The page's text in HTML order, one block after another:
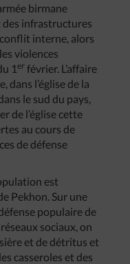
birmane
des infrastructures
interne, alors
violences
1er février. L’affaire
dans l’église de la
le sud du pays,
de l’église cette
au cours de
de défense
est
Pekhon. Sur une
populaire de
sociaux, on
et de détritus et
casseroles et des